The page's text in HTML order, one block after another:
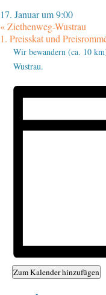
17. Januar um 9:00
«Ziethenweg-Wustrau
1. Preisskat und
Wir bewandern (ca. 10
Wustrau.
Zum Kalender hinzufügen